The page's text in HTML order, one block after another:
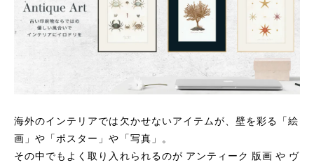
海外のインテリアでは欠かせないアイテムが、壁を彩る「絵
画」や「ポスター」や「写真」。
その中でもよく取り入れられるのが アンティーク 版画 や ヴ